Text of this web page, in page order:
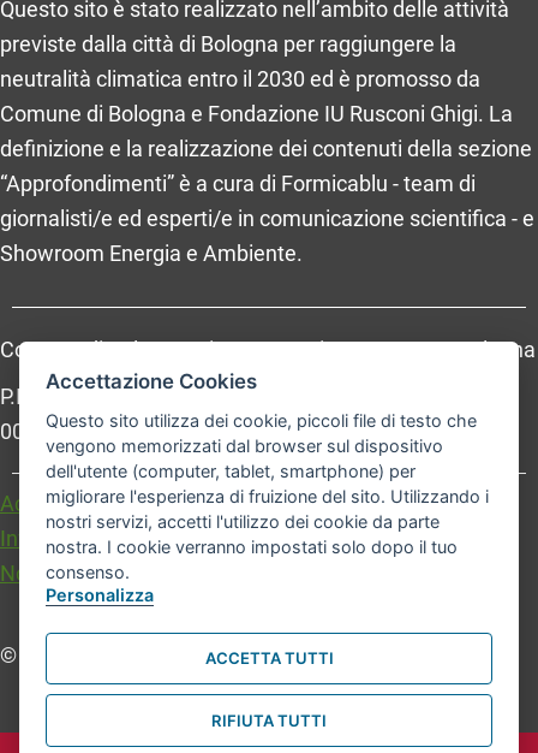
Questo sito è stato realizzato nell’ambito delle attività
previste dalla città di Bologna per raggiungere la
neutralità climatica entro il 2030 ed è promosso da
Comune di Bologna e Fondazione IU Rusconi Ghigi. La
definizione e la realizzazione dei contenuti della sezione
“Approfondimenti” è a cura di Formicablu - team di
giornalisti/e ed esperti/e in comunicazione scientifica - e
Showroom Energia e Ambiente.
Comune di Bologna, Piazza Maggiore, 6 - 40124 Bologna
P.Iva: 01232710374 - Cod. IBAN: IT 88 R 02008 02435
000020067156
Accessibilità
Carta dei valori
Informativa sul trattamento dei dati personali
Note legali
© Comune di Bologna. Tutti i diritti riservati.
Accettazione Cookies
Questo sito utilizza dei cookie, piccoli file di testo che
vengono memorizzati dal browser sul dispositivo
dell'utente (computer, tablet, smartphone) per
migliorare l'esperienza di fruizione del sito. Utilizzando i
nostri servizi, accetti l'utilizzo dei cookie da parte
nostra. I cookie verranno impostati solo dopo il tuo
consenso.
Personalizza
ACCETTA TUTTI
RIFIUTA TUTTI